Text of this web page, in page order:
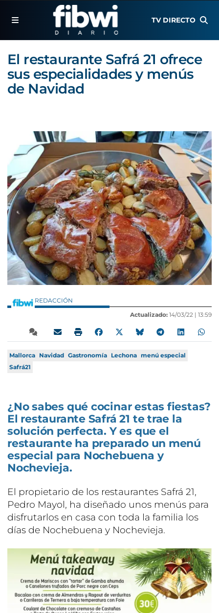
TV DIRECTO
El restaurante Safrá 21 ofrece
sus especialidades y menús
de Navidad
REDACCIÓN
Actualizado: 14/03/22 | 13:59
Mallorca Navidad Gastronomía Lechona menú especial
Safrá21
¿No sabes qué cocinar estas fiestas?
El restaurante Safrá 21 te trae la
solución perfecta. Y es que el
restaurante ha preparado un menú
especial para Nochebuena y
Nochevieja.
El propietario de los restaurantes Safrá 21,
Pedro Mayol, ha diseñado unos menús para
disfrutarlos en casa con toda la familia los
días de Nochebuena y Nochevieja.